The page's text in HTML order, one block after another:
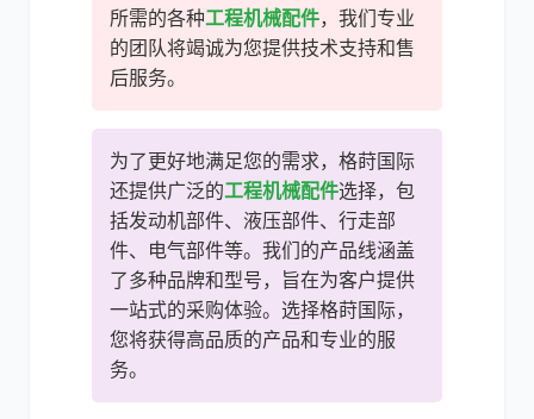
所需的各种工程机械配件，我们专业
的团队将竭诚为您提供技术支持和售
后服务。
为了更好地满足您的需求，格莳国际
还提供广泛的工程机械配件选择，包
括发动机部件、液压部件、行走部
件、电气部件等。我们的产品线涵盖
了多种品牌和型号，旨在为客户提供
一站式的采购体验。选择格莳国际，
您将获得高品质的产品和专业的服
务。